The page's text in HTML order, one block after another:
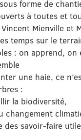
forme de
à toutes et
Mienville et
temps sur le
: on apprend, on
une haie, ce
:
la biodiversité,
changement
savoir-faire